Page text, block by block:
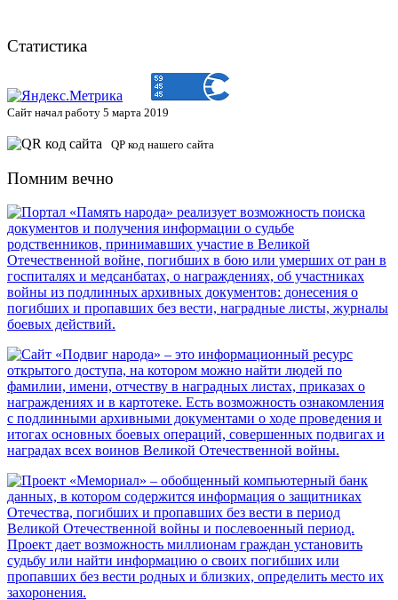
Статистика
Сайт начал работу 5 марта 2019
QP код нашего сайта
Помним вечно